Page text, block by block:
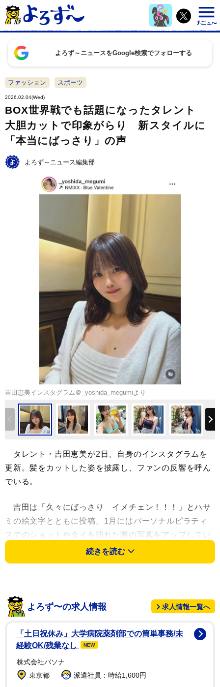
よろず～ニュースをGoogle検索でフォローする
ファッション スポーツ
2026.02.04(Wed)
BOX世界戦でも話題になったタレント
大胆カットで印象がらり 新スタイルに
「本当にばっさり」の声
よろず～ニュース編集部
吉田恵美インスタグラム＠_yoshida_megumiより
タレント・吉田恵美が2日、自身のインスタグラムを
更新。髪をカットした姿を披露し、ファンの反響を呼ん
でいる。
吉田は「久々にばっさり イメチェン！！！」とハサ
ミの絵文字とともに投稿。1月にはパーソナルピラティ
スでのショットやタイを訪れた際の写真をアップしてい
たが、当時は胸元あたりまで伸びていた髪が肩にかかる
程度にまで大胆に切られている。
ね」「10センチくらい切ったかな？」と思い切ったカッ
トに驚きの声も。新スタイルに「ビジュ良すぎ」「めっ
ちゃ似合ってるよ」「益々可愛くなりましたね」といっ
たコメントが寄せられた。
吉田は1998年生まれで、大学時代には「ミス東京薬科
大2017グランプリ」に輝いている。また、昨年9月には
続きを読む
よろず〜の求人情報 求人情報一覧へ
「土日祝休み」大学病院薬剤部での簡単事務/未
経験OK/残業なし
NEW
株式会社パソナ
東京都
派遣社員：時給1,600円